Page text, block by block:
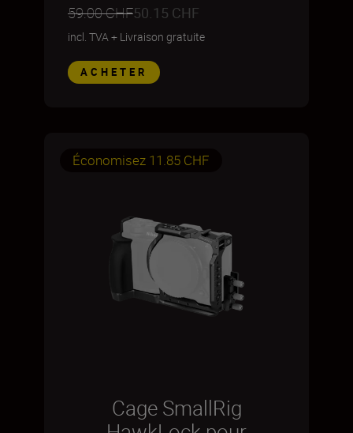
59.00 CHF50.15 CHF
incl. TVA+ Livraison gratuite
ACHETER
Économisez 11.85 CHF
Cage SmallRig